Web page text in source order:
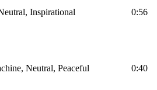
Inspirational 0:56
Neutral, Peaceful 0:40